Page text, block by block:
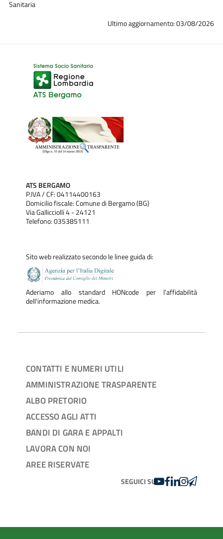
Sanitaria
Ultimo aggiornamento: 03/08/2026
ATS BERGAMO
P.IVA / CF: 04114400163
Domicilio fiscale: Comune di Bergamo (BG)
Via Gallicciolli 4 - 24121
Telefono: 035385111
Sito web realizzato secondo le linee guida di:
Aderiamo allo standard HONcode per l'affidabilità
dell'informazione medica.
CONTATTI E NUMERI UTILI
AMMINISTRAZIONE TRASPARENTE
ALBO PRETORIO
ACCESSO AGLI ATTI
BANDI DI GARA E APPALTI
LAVORA CON NOI
AREE RISERVATE
SEGUICI SUYOUTUBE
FACEBOOK
LINKEDIN
INSTAGRAM